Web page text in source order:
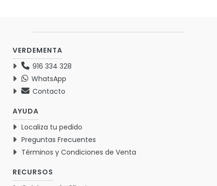
VERDEMENTA
916 334 328
WhatsApp
Contacto
AYUDA
Localiza tu pedido
Preguntas Frecuentes
Términos y Condiciones de Venta
RECURSOS